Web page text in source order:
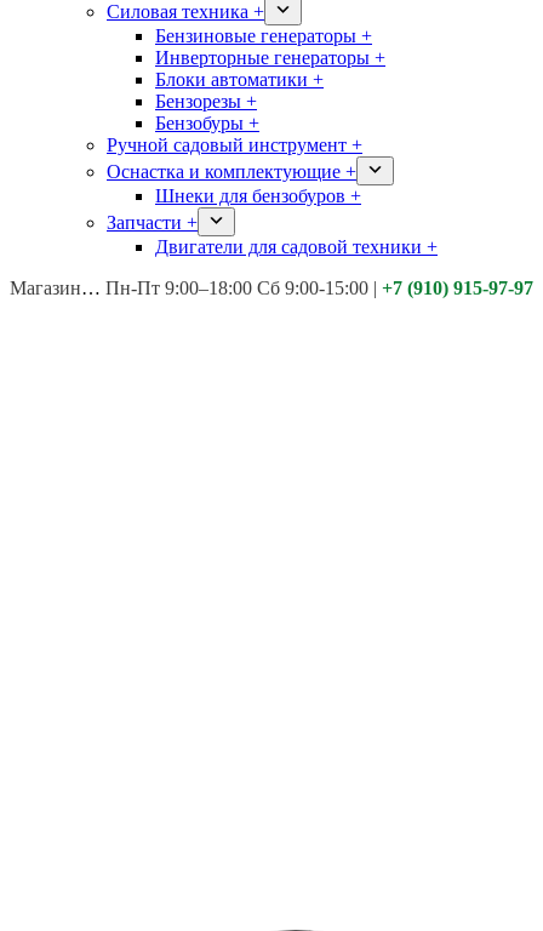
Силовая техника +
Бензиновые генераторы +
Инверторные генераторы +
Блоки автоматики +
Бензорезы +
Бензобуры +
Ручной садовый инструмент +
Оснастка и комплектующие +
Шнеки для бензобуров +
Запчасти +
Двигатели для садовой техники +
Магазины: Калуга ул. Московская д.113
Пн-Пт 9:00–18:00 Сб 9:00-15:00 | +7 (910) 915-97-97